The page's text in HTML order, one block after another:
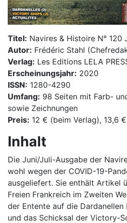
Titel: Navires & Histoire N° 120
Autor: Frédéric Stahl
Verlag: Les Editions LELA
Erscheinungsjahr: 2020
ISSN: 1280-4290
Umfang: 98 Seiten mit Farb-
sowie Zeichnungen
Preis: 12 € (beim Verlag), 13,6
Inhalt
Die Juni/Juli-Ausgabe der
wohl wegen der COVID-19-
ausgeliefert. Sie enthält Artikel
Freien Frankreich im Zweiten
der Entente auf die Dardanellen
und das Schicksal der Victory-